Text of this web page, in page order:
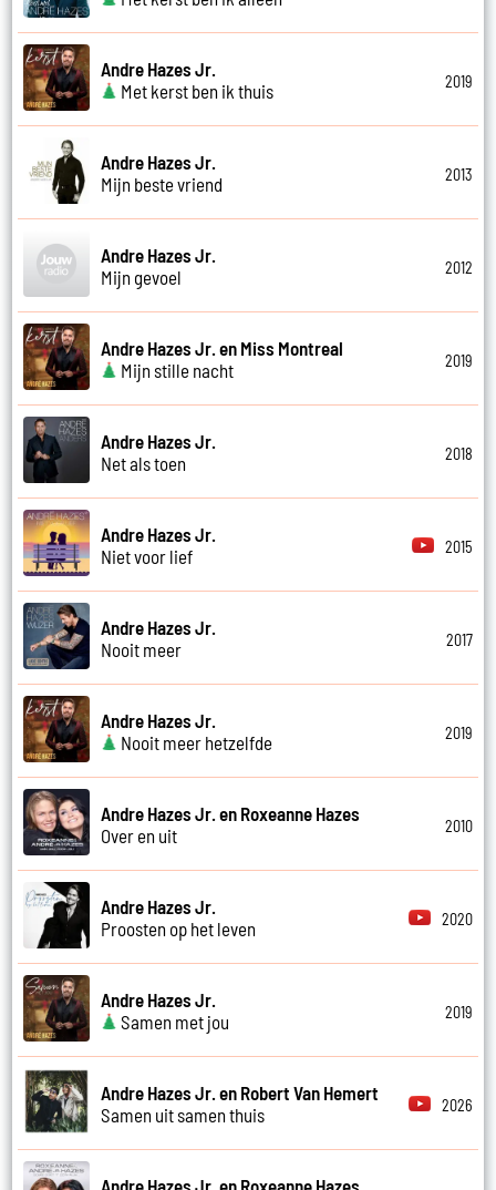
Andre Hazes Jr.
Met kerst ben ik thuis
2019
Andre Hazes Jr.
Mijn beste vriend
2013
Andre Hazes Jr.
Mijn gevoel
2012
Andre Hazes Jr. en Miss Montreal
Mijn stille nacht
2019
Andre Hazes Jr.
Net als toen
2018
Andre Hazes Jr.
Niet voor lief
2015
Andre Hazes Jr.
Nooit meer
2017
Andre Hazes Jr.
Nooit meer hetzelfde
2019
Andre Hazes Jr. en Roxeanne Hazes
Over en uit
2010
Andre Hazes Jr.
Proosten op het leven
2020
Andre Hazes Jr.
Samen met jou
2019
Andre Hazes Jr. en Robert Van Hemert
Samen uit samen thuis
2026
Andre Hazes Jr. en Roxeanne Hazes